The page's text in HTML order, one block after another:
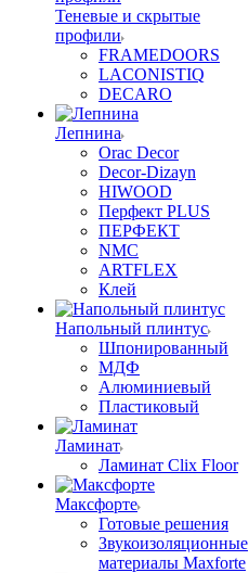
Теневые и скрытые
профили
FRAMEDOORS
LACONISTIQ
DECARO
Лепнина
Orac Decor
Decor-Dizayn
HIWOOD
Перфект PLUS
ПЕРФЕКТ
NMC
ARTFLEX
Клей
Напольный плинтус
Шпонированный
МДФ
Алюминиевый
Пластиковый
Ламинат
Ламинат Clix Floor
Максфорте
Готовые решения
Звукоизоляционные
материалы Maxforte